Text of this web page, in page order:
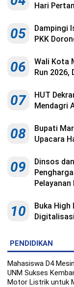
Hari
05
Dampingi
PKK
06
Wali Kota
Run 2026,
07
HUT
Mendagri
08
Bupati
Upacara
09
Dinsos
Pelayanan
10
Buka High
PENDIDIKAN
Mahasiswa D4
UNM Sukses
Motor Listrik untuk